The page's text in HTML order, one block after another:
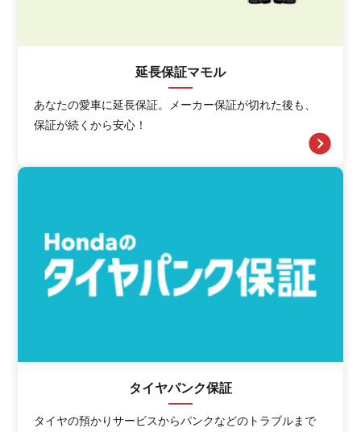
延長保証マモル
あなたの愛車に延長保証。メーカー保証が切れた後も、
保証が続くから安心！
タイヤパンク保証
タイヤの預かりサービスからパンクなどのトラブルまで